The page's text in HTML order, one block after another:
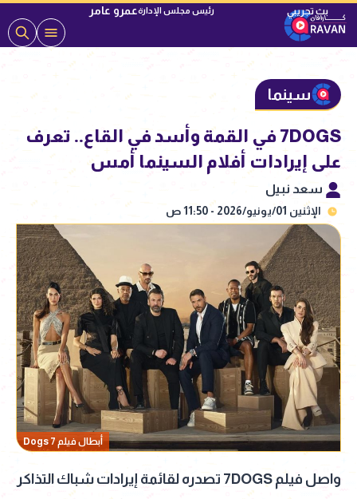
رئيس مجلس الإدارةعمرو عامر
سينما
7DOGS في القمة وأسد في القاع.. تعرف
على إيرادات أفلام السينما أمس
سعد نبيل
الإثنين 01/يونيو/2026 - 11:50 ص
أبطال فيلم 7 Dogs
واصل فيلم 7DOGS تصدره لقائمة إيرادات شباك التذاكر